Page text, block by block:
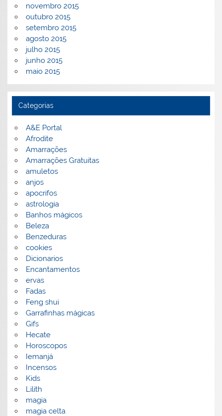
novembro 2015
outubro 2015
setembro 2015
agosto 2015
julho 2015
junho 2015
maio 2015
Categorias
A&E Portal
Afrodite
Amarrações
Amarrações Gratuitas
amuletos
anjos
apocrifos
astrologia
Banhos mágicos
Beleza
Benzeduras
cookies
Dicionarios
Encantamentos
ervas
Fadas
Feng shui
Garrafinhas mágicas
Gifs
Hecate
Horoscopos
Iemanjá
Incensos
Kids
Lilith
magia
magia celta